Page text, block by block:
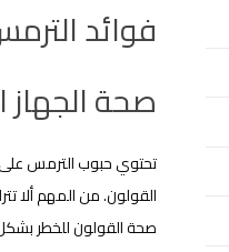
فوائد
صحة
تحتوي حبوب الترمس على
القولون. من المهم ألا
صحة القولون للخطر